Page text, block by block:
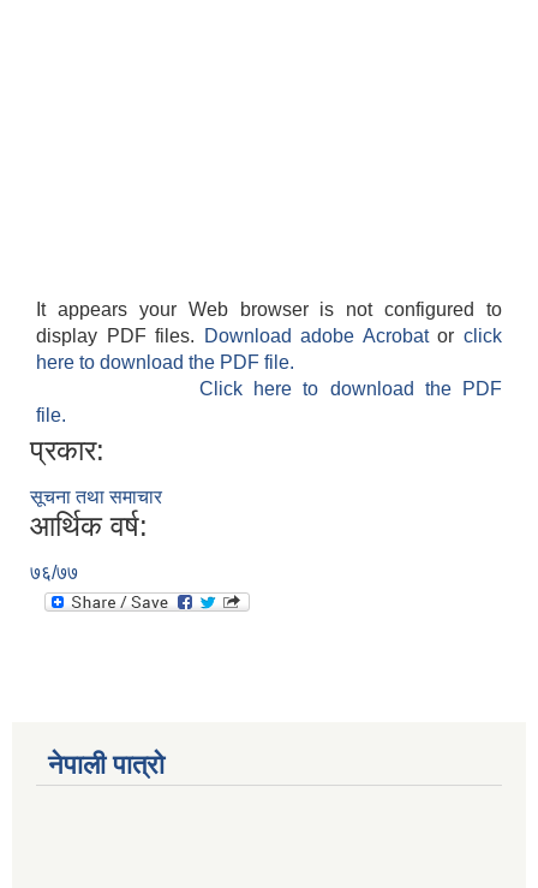
It appears your Web browser is not configured to
display PDF files.
Download adobe Acrobatorclick
here to download the PDF file.
Click here to download the PDF
file.
प्रकार:
सूचना तथा समाचार
आर्थिक वर्ष:
७६/७७
नेपाली पात्रो